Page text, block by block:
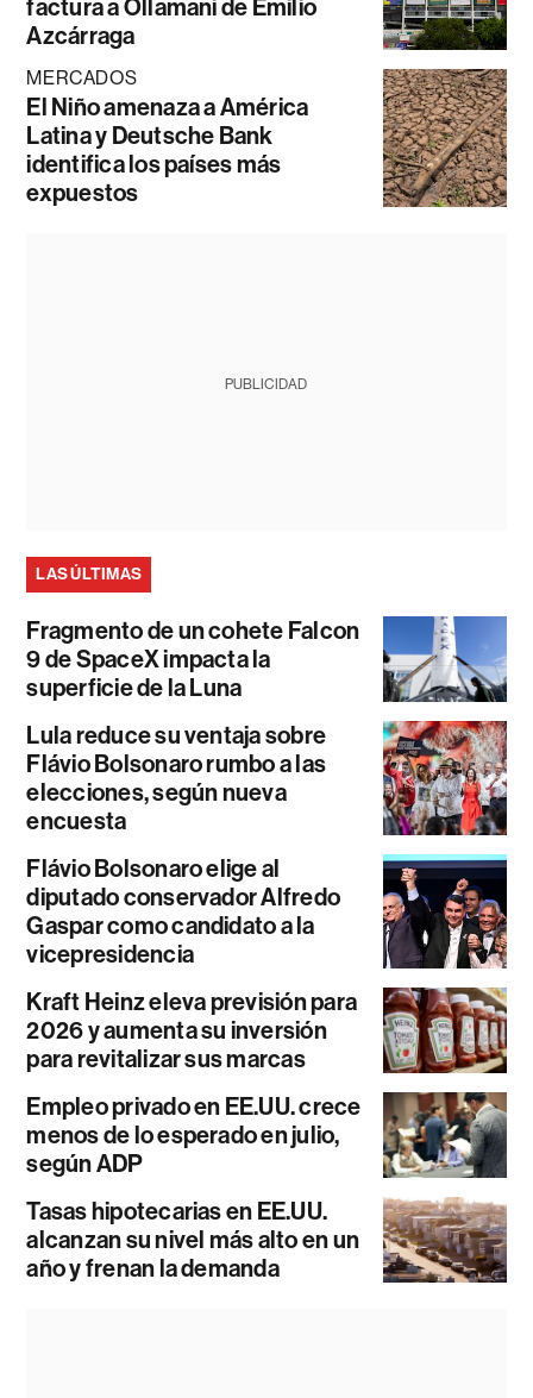
factura a Ollamani de Emilio
Azcárraga
MERCADOS
El Niño amenaza a América
Latina y Deutsche Bank
identifica los países más
expuestos
PUBLICIDAD
LAS ÚLTIMAS
Fragmento de un cohete Falcon
9 de SpaceX impacta la
superficie de la Luna
Lula reduce su ventaja sobre
Flávio Bolsonaro rumbo a las
elecciones, según nueva
encuesta
Flávio Bolsonaro elige al
diputado conservador Alfredo
Gaspar como candidato a la
vicepresidencia
Kraft Heinz eleva previsión para
2026 y aumenta su inversión
para revitalizar sus marcas
Empleo privado en EE.UU. crece
menos de lo esperado en julio,
según ADP
Tasas hipotecarias en EE.UU.
alcanzan su nivel más alto en un
año y frenan la demanda